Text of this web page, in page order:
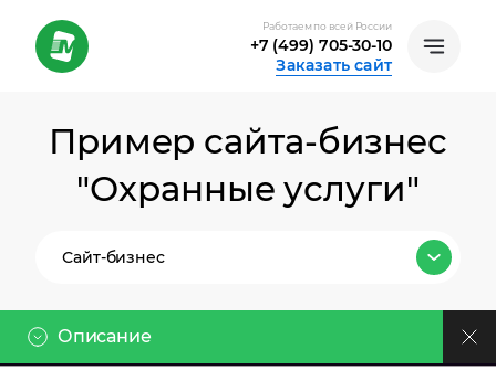
Работаем по всей России
+7 (499) 705-30-10
Заказать сайт
Пример сайта-бизнес
"Охранные услуги"
Сайт-бизнес
Все тарифы
Описание